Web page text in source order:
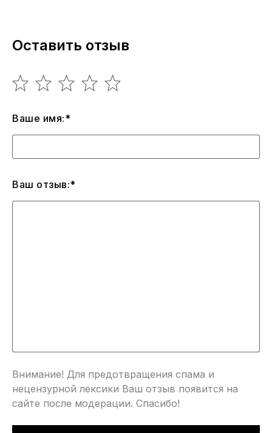
Оставить отзыв
Ваше имя:*
Ваш отзыв:*
Внимание! Для предотвращения спама и
нецензурной лексики Ваш отзыв появится на
сайте после модерации. Спасибо!